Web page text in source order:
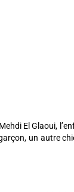
El Glaoui,
un autre